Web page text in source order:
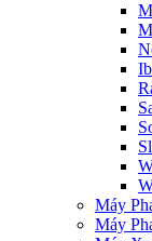
Máy
Máy